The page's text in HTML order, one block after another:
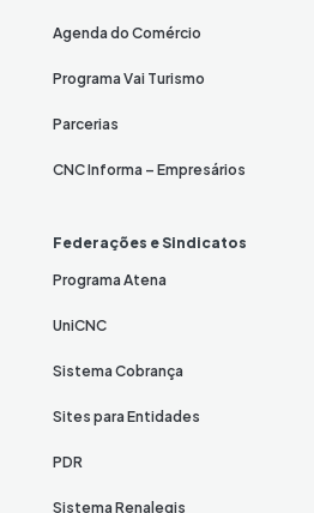
Agenda do Comércio
Programa Vai Turismo
Parcerias
CNC Informa – Empresários
Federações e Sindicatos
Programa Atena
UniCNC
Sistema Cobrança
Sites para Entidades
PDR
Sistema Renalegis